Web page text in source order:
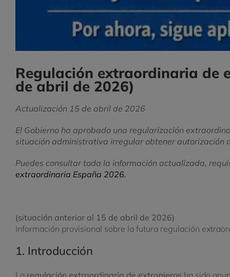
Regulación extraordinaria de
de abril de 2026)
Actualización 15 de abril de 2026
El Gobierno ha aprobado una regularización
situación administrativa irregular obtener
Puedes consultar toda la información actualizada,
extraordinaria España 2026.
(situación anterior al 15 de abril de 2026)
Información provisional sobre la futura regulación
1. Introducción